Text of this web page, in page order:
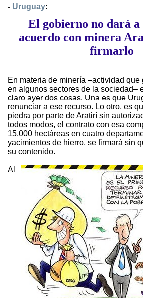
- Uruguay:
El gobierno no dará a
acuerdo con minera
firmarlo
En materia de minería –actividad que
en algunos sectores de la sociedad–
claro ayer dos cosas. Una es que
renunciar a ese recurso. Lo otro, es
piedra por parte de Aratirí sin
todos modos, el contrato con esa
15.000 hectáreas en cuatro
yacimientos de hierro, se firmará sin
su contenido.
Al